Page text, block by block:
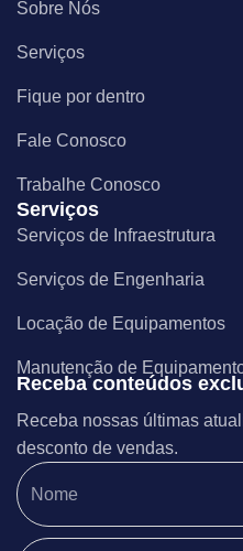
Sobre Nós
Serviços
Fique por dentro
Fale Conosco
Trabalhe Conosco
Serviços
Serviços de Infraestrutura
Serviços de Engenharia
Locação de Equipamentos
Manutenção de
Receba conteúdos
Receba nossas últimas
desconto de vendas.